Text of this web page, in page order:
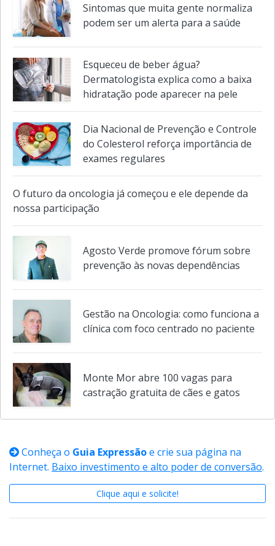
da quimioterapia define o seu efeito?
Sintomas que muita gente normaliza
podem ser um alerta para a saúde
Dermatologista explica como a baixa
hidratação pode aparecer na pele
do Colesterol reforça importância de
exames regulares
O futuro da oncologia já começou e ele depende da
nossa participação
prevenção às novas dependências
clínica com foco centrado no paciente
castração gratuita de cães e gatos
Internet.Baixo investimento e alto poder de conversão.